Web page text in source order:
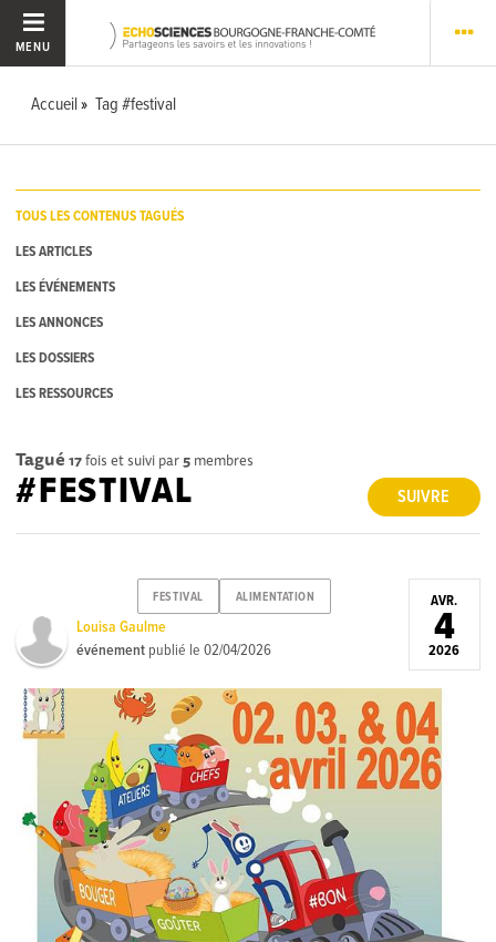
MENU
Accueil Tag #festival
TOUS LES CONTENUS TAGUÉS
LES ARTICLES
LES ÉVÉNEMENTS
LES ANNONCES
LES DOSSIERS
LES RESSOURCES
Tagué 17fois et suivi par 5 membres
SUIVRE
#FESTIVAL
FESTIVAL ALIMENTATION
Louisa Gaulme
événement publié le02/04/2026
AVR.
4
2026